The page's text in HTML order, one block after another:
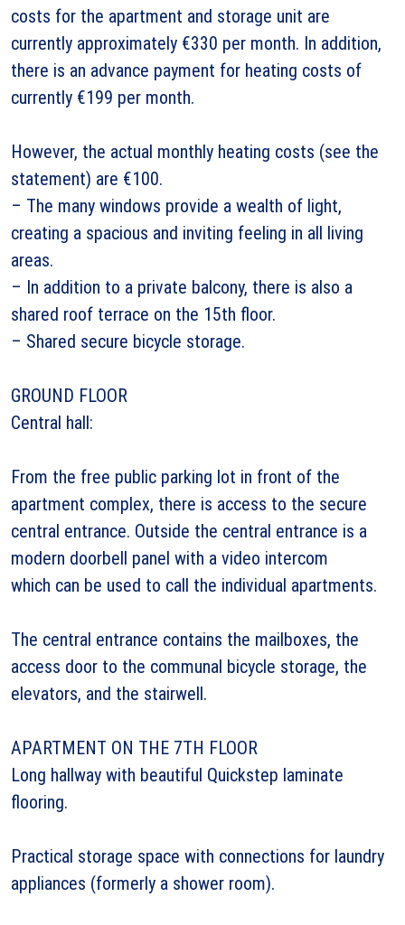
costs for the apartment and storage unit are
currently approximately €330 per month. In addition,
there is an advance payment for heating costs of
currently €199 per month.
However, the actual monthly heating costs (see the
statement) are €100.
– The many windows provide a wealth of light,
creating a spacious and inviting feeling in all living
areas.
– In addition to a private balcony, there is also a
shared roof terrace on the 15th floor.
– Shared secure bicycle storage.
GROUND FLOOR
Central hall:
From the free public parking lot in front of the
apartment complex, there is access to the secure
central entrance. Outside the central entrance is a
modern doorbell panel with a video intercom
which can be used to call the individual apartments.
The central entrance contains the mailboxes, the
access door to the communal bicycle storage, the
elevators, and the stairwell.
APARTMENT ON THE 7TH FLOOR
Long hallway with beautiful Quickstep laminate
flooring.
Practical storage space with connections for laundry
appliances (formerly a shower room).